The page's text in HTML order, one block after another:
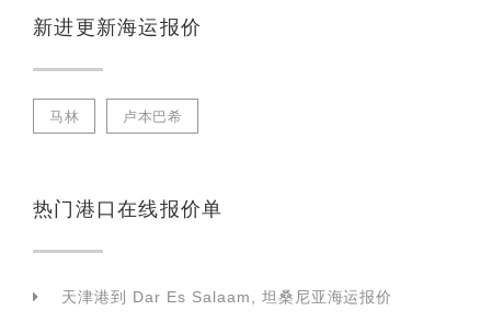
新进更新海运报价
马林 卢本巴希
热门港口在线报价单
天津港到 Dar Es Salaam, 坦桑尼亚海运报价